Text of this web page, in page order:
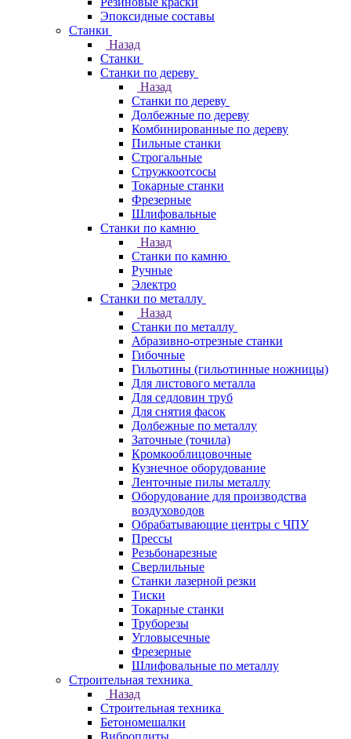
Эпоксидные составы
Станки
Назад
Станки
Станки по дереву
Назад
Станки по дереву
Долбежные по дереву
Комбинированные по дереву
Пильные станки
Строгальные
Стружкоотсосы
Токарные станки
Фрезерные
Шлифовальные
Станки по камню
Назад
Станки по камню
Ручные
Электро
Станки по металлу
Назад
Станки по металлу
Абразивно-отрезные станки
Гибочные
Гильотины (гильотинные ножницы)
Для листового металла
Для седловин труб
Для снятия фасок
Долбежные по металлу
Заточные (точила)
Кромкооблицовочные
Кузнечное оборудование
Ленточные пилы металлу
Оборудование для производства
воздуховодов
Обрабатывающие центры с ЧПУ
Прессы
Резьбонарезные
Сверлильные
Станки лазерной резки
Тиски
Токарные станки
Труборезы
Угловысечные
Фрезерные
Шлифовальные по металлу
Строительная техника
Назад
Строительная техника
Бетономешалки
Виброплиты